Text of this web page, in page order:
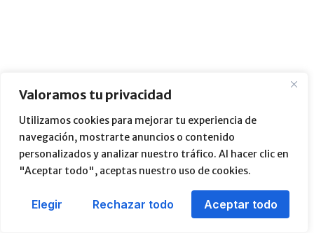
Valoramos tu privacidad
Utilizamos cookies para mejorar tu experiencia de
navegación, mostrarte anuncios o contenido
personalizados y analizar nuestro tráfico. Al hacer clic en
"Aceptar todo", aceptas nuestro uso de cookies.
Elegir Rechazar todo Aceptar todo